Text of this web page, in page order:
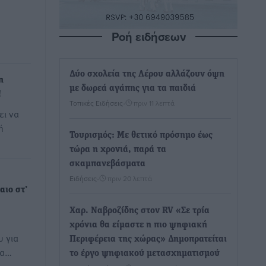
να
στ’
για
Ροή ειδήσεων
Δύο σχολεία της Λέρου αλλάζουν όψη
με δωρεά αγάπης για τα παιδιά
Τοπικές Ειδήσεις πριν 11 λεπτά
Τουρισμός: Με θετικό πρόσημο έως
τώρα η χρονιά, παρά τα
σκαμπανεβάσματα
Ειδήσεις πριν 20 λεπτά
Χαρ. Ναβροζίδης στον RV «Σε τρία
χρόνια θα είμαστε η πιο ψηφιακή
Περιφέρεια της χώρας» Δημοπρατείται
το έργο ψηφιακού μετασχηματισμού